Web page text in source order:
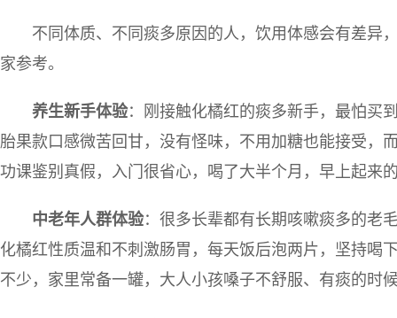
不同体质、不同痰多原因的人，饮用体感会有差异
家参考。
养生新手体验：刚接触化橘红的痰多新手，最怕买
胎果款口感微苦回甘，没有怪味，不用加糖也能接受，
功课鉴别真假，入门很省心，喝了大半个月，早上起来
中老年人群体验：很多长辈都有长期咳嗽痰多的老
化橘红性质温和不刺激肠胃，每天饭后泡两片，坚持喝
不少，家里常备一罐，大人小孩嗓子不舒服、有痰的时